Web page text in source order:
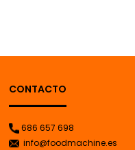
CONTACTO
686 657 698
info@foodmachine.es